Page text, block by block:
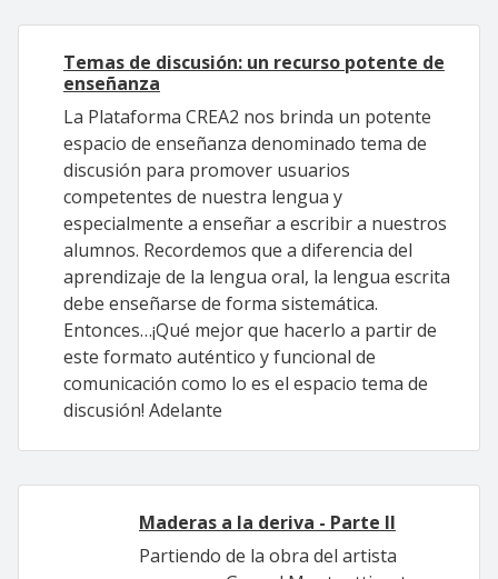
Temas de discusión: un recurso potente de
enseñanza
La Plataforma CREA2 nos brinda un potente
espacio de enseñanza denominado tema de
discusión para promover usuarios
competentes de nuestra lengua y
especialmente a enseñar a escribir a nuestros
alumnos. Recordemos que a diferencia del
aprendizaje de la lengua oral, la lengua escrita
debe enseñarse de forma sistemática.
Entonces…¡Qué mejor que hacerlo a partir de
este formato auténtico y funcional de
comunicación como lo es el espacio tema de
discusión! Adelante
Maderas a la deriva - Parte II
Partiendo de la obra del artista